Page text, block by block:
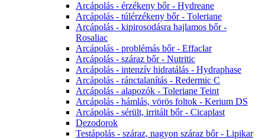
Arcápolás - érzékeny bőr - Hydreane
Arcápolás - túlérzékeny bőr - Toleriane
Arcápolás - kipirosodásra hajlamos bőr -
Rosaliac
Arcápolás - problémás bőr - Effaclar
Arcápolás - száraz bőr - Nutritic
Arcápolás - intenzív hidratálás - Hydraphase
Arcápolás - ránctalanítás - Redermic C
Arcápolás - alapozók - Toleriane Teint
Arcápolás - hámlás, vörös foltok - Kerium DS
Arcápolás - sérült, irritált bőr - Cicaplast
Dezodorok
Testápolás - száraz, nagyon száraz bőr - Lipikar